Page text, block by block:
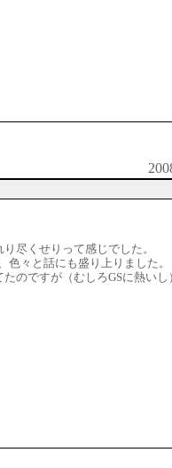
尽くせりって感じでした。
々と話にも盛り上りました。
のですが（むしろGSに熱いし